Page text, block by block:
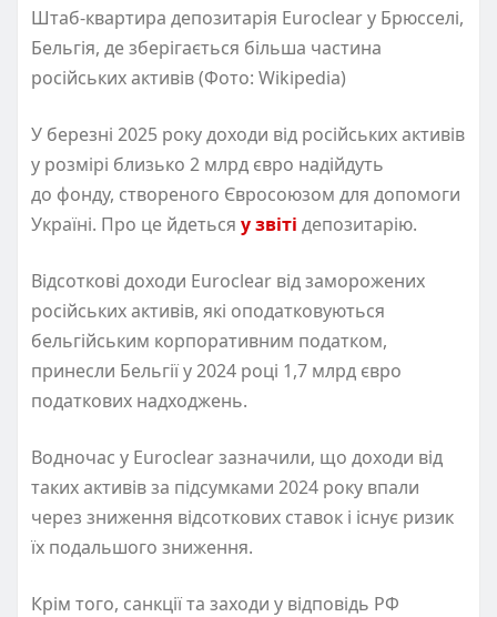
Штаб-квартира депозитарія Euroclear у Брюсселі,
Бельгія, де зберігається більша частина
російських активів (Фото: Wikipedia)
У березні 2025 року доходи від російських активів
у розмірі близько 2 млрд євро надійдуть
до фонду, створеного Євросоюзом для допомоги
Україні. Про це йдеться у звіті депозитарію.
Відсоткові доходи Euroclear від заморожених
російських активів, які оподатковуються
бельгійським корпоративним податком,
принесли Бельгії у 2024 році 1,7 млрд євро
податкових надходжень.
Водночас у Euroclear зазначили, що доходи від
таких активів за підсумками 2024 року впали
через зниження відсоткових ставок і існує ризик
їх подальшого зниження.
Крім того, санкції та заходи у відповідь РФ